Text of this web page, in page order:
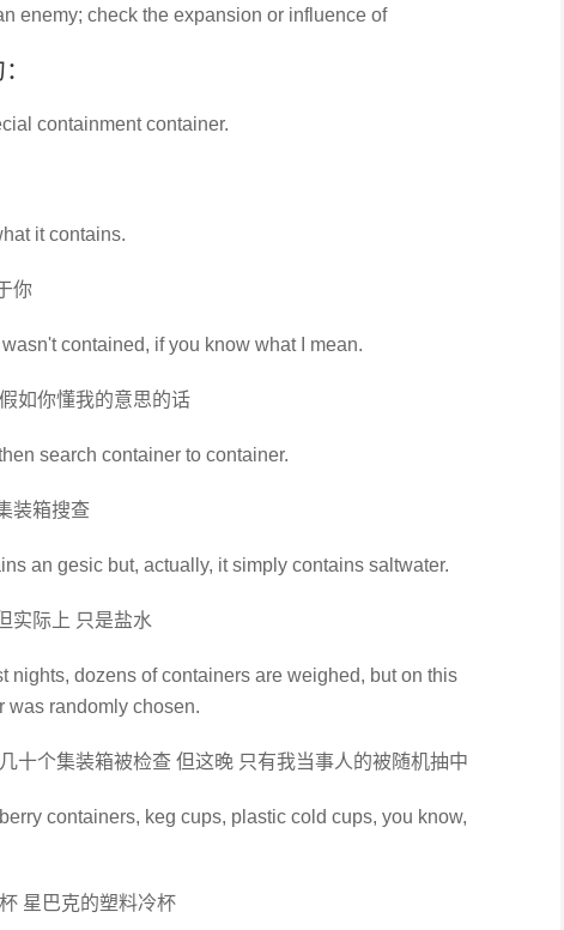
enemy; check the expansion or influence of
containment container.
it contains.
你
contained, if you know what I mean.
如你懂我的意思的话
search container to container.
装箱搜查
an gesic but, actually, it simply contains saltwater.
实际上 只是盐水
nights, dozens of containers are weighed, but on this
was randomly chosen.
十个集装箱被检查 但这晚 只有我当事人的被随机抽中
containers, keg cups, plastic cold cups, you know,
星巴克的塑料冷杯